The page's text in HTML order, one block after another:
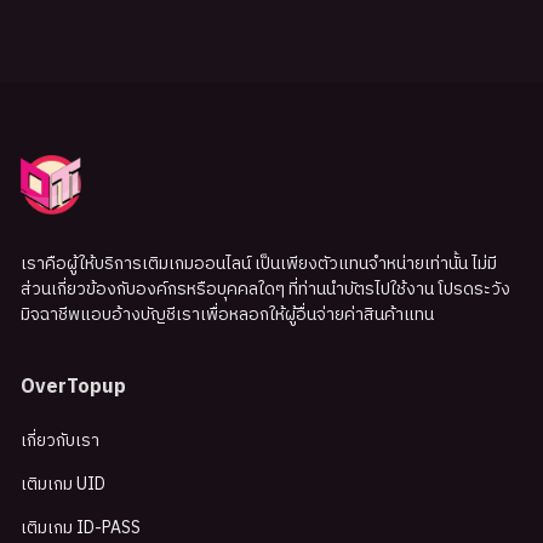
เราคือผู้ให้บริการเติมเกมออนไลน์ เป็นเพียงตัวแทนจำหน่ายเท่านั้น ไม่มี
ส่วนเกี่ยวข้องกับองค์กรหรือบุคคลใดๆ ที่ท่านนำบัตรไปใช้งาน โปรดระวัง
มิจฉาชีพแอบอ้างบัญชีเราเพื่อหลอกให้ผู้อื่นจ่ายค่าสินค้าแทน
OverTopup
เกี่ยวกับเรา
เติมเกม UID
เติมเกม ID-PASS